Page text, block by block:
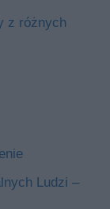
z różnych
Ludzi –